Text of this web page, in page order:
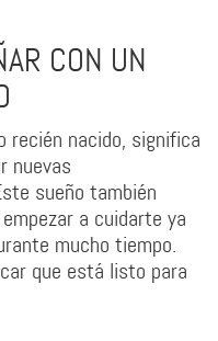
CON UN
recién nacido, significa
nuevas
sueño también
a cuidarte ya
mucho tiempo.
que está listo para